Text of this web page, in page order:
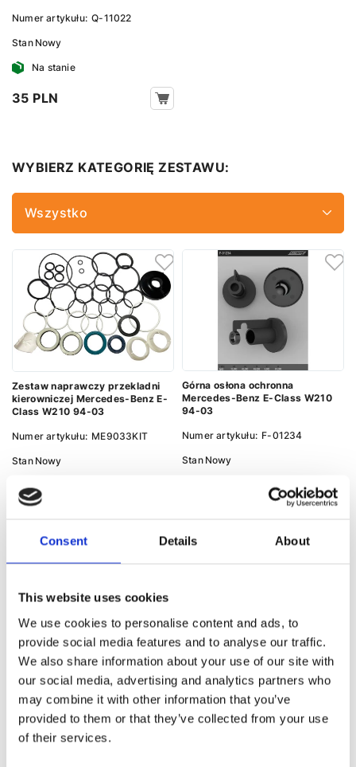
Consent Details About
This website uses cookies
We use cookies to personalise content and ads, to
provide social media features and to analyse our traffic.
We also share information about your use of our site with
our social media, advertising and analytics partners who
may combine it with other information that you’ve
provided to them or that they’ve collected from your use
of their services.
Numer artykułu: Q-11022
Stan Nowy
Na stanie
35 PLN
WYBIERZ KATEGORIĘ ZESTAWU:
Wszystko
Zestaw naprawczy przekladni
kierowniczej Mercedes-Benz E-
Class W210 94-03
Numer artykułu: ME9033KIT
Stan Nowy
Na stanie
Górna osłona ochronna
Mercedes-Benz E-Class W210
94-03
Numer artykułu: F-01234
Stan Nowy
Mercedes-Benz E-Class W210
94-03, Mercedes-Benz S-Class
W220 98-06, Mercedes-Benz E-
Class W211 02-09